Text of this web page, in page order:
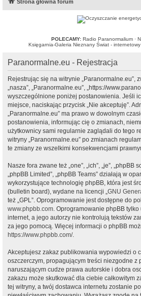
Strona główna forum
POLECAMY: Radio Paranormalium·
Księgarnia-Galeria Nieznany Świat -
Paranormalne.eu - Rejestracja
Rejestrując się na witrynie „Paranormalne.eu”,
„nasza”, „Paranormalne.eu”, „https://
wyszczególnione poniżej postanowienia. Jeśli
miejsce, naciskając przycisk „Nie akceptuję”.
„Paranormalne.eu” ma prawo w dowolnym
postanowienia, informując cię o zmianach,
użytkownicy sami regularnie zaglądali do tego
witryny „Paranormalne.eu” po zmianach
te zmiany ze wszelkimi konsekwencjami
Nasze fora zwane też „one”, „ich”, „je”, „phpBB
„phpBB Limited”, „phpBB Teams” działają w
wykorzystujące technologię phpBB, która jest
(bulletin board), wydane na licencji „GNU
też „GPL”. Oprogramowanie jest dostępne do
www.phpbb.com. Oprogramowanie phpBB tylko
internet, a jego autorzy nie kontrolują tekstów
za jego pomocą. Więcej informacji o phpBB
https://www.phpbb.com/.
Akceptujesz zakaz publikowania wypowiedzi o
oszczerczym, propagującym treści niezgodne z
naruszającym cudze prawa autorskie i dobra
zakazu może skutkować dla ciebie całkowitym
tej witryny, a twój dostawca internetu zostanie